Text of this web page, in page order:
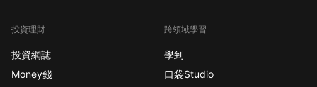
投資理財
投資網誌
Money錢
跨領域學習
學到
口袋Studio